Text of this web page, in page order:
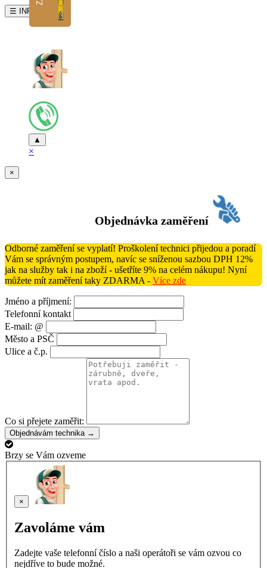
☰ INFO
▲
×
×
Objednávka zaměření
Odborné zaměření se vyplatí! Proškolení technici přijedou a poradí
Vám se správným postupem, navíc se sníženou sazbou DPH 12%
jak na služby tak i na zboží - ušetříte 9% na celém nákupu! Nyní
můžete mít zaměření taky ZDARMA - Více zde
Jméno a příjmení:
Telefonní kontakt
E-mail: @
Město a PSČ
Ulice a č.p.
Co si přejete zaměřit:
Objednávám technika →
Brzy se Vám ozveme
×
Zavoláme vám
Zadejte vaše telefonní číslo a naši operátoři se vám ozvou co
nejdříve to bude možné.